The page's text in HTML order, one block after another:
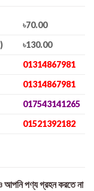
৳70.00
৳130.00
01314867981
01314867981
017543141265
01521392182
আপনি পণ্য গ্রহন করতে না